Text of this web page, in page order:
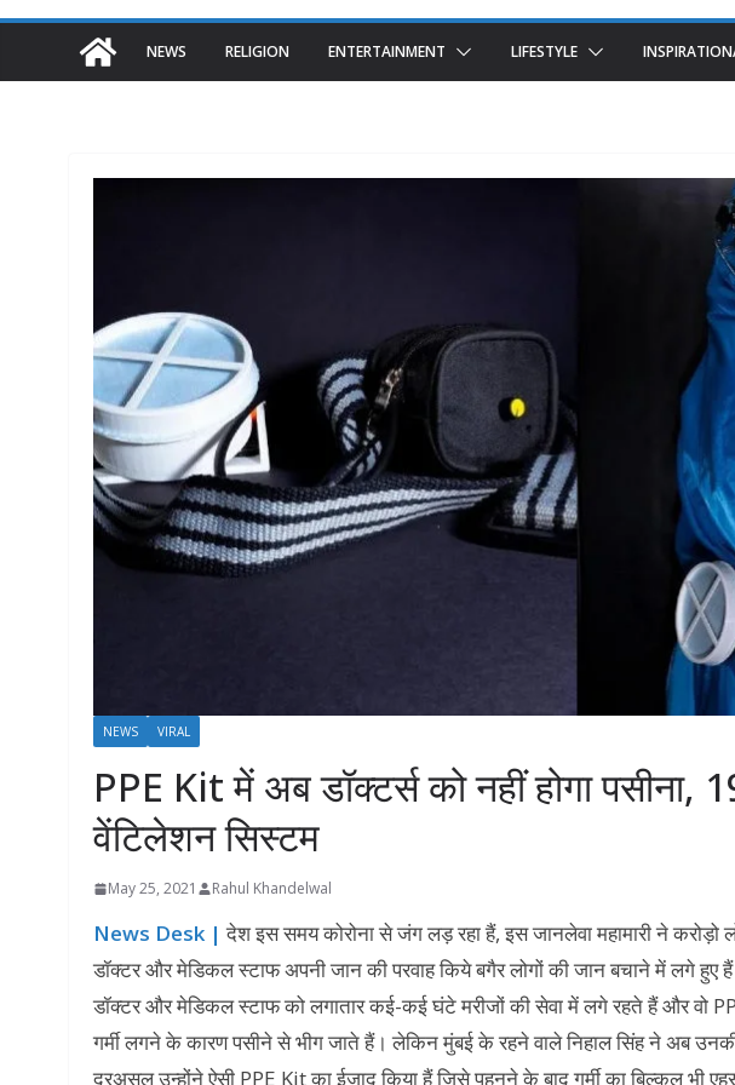
NEWS RELIGION ENTERTAINMENT LIFESTYLE
NEWS VIRAL
PPE Kit में अब डॉक्टर्स को नहीं होगा पसीना,
वेंटिलेशन सिस्टम
May 25, 2021 Rahul Khandelwal
News Desk | देश इस समय कोरोना से जंग लड़ रहा हैं, इस जानलेवा महामारी ने
डॉक्टर और मेडिकल स्टाफ अपनी जान की परवाह किये बगैर लोगों की जान बचाने में लगे हुए
डॉक्टर और मेडिकल स्टाफ को लगातार कई-कई घंटे मरीजों की सेवा में लगे रहते हैं और वो
गर्मी लगने के कारण पसीने से भीग जाते हैं। लेकिन मुंबई के रहने वाले निहाल सिंह ने अब
दरअसल उन्होंने ऐसी PPE Kit का ईजाद किया हैं जिसे पहनने के बाद गर्मी का बिल्कुल भी